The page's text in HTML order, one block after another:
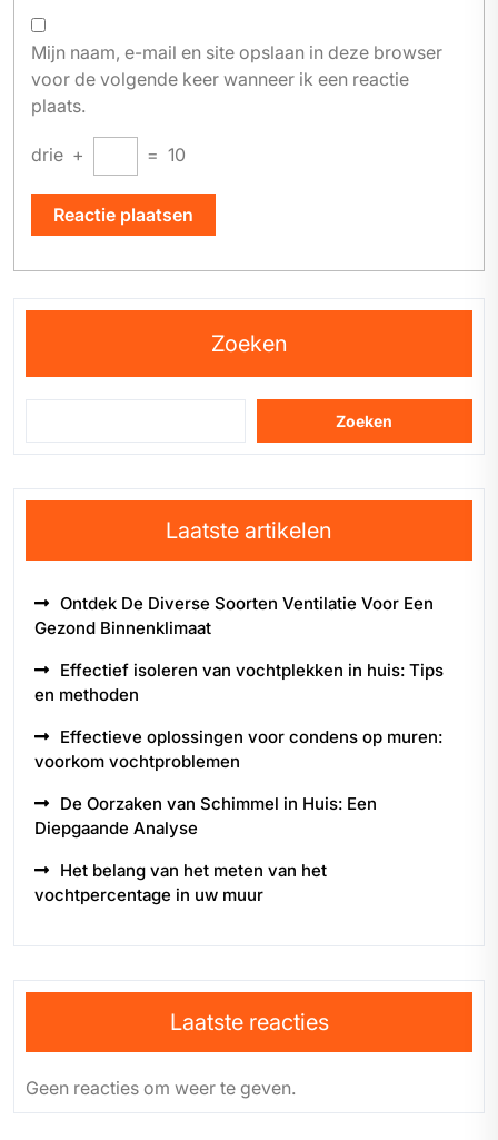
Mijn naam, e-mail en site opslaan in deze browser
voor de volgende keer wanneer ik een reactie
plaats.
drie + = 10
Zoeken
Zoeken
Laatste artikelen
Ontdek De Diverse Soorten Ventilatie Voor Een
Gezond Binnenklimaat
Effectief isoleren van vochtplekken in huis: Tips
en methoden
Effectieve oplossingen voor condens op muren:
voorkom vochtproblemen
De Oorzaken van Schimmel in Huis: Een
Diepgaande Analyse
Het belang van het meten van het
vochtpercentage in uw muur
Laatste reacties
Geen reacties om weer te geven.